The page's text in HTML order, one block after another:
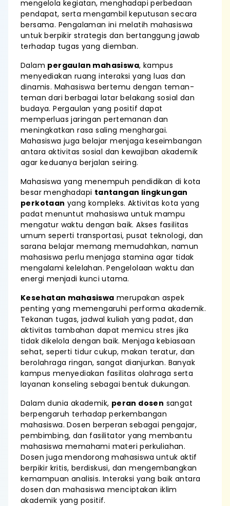
mengelola kegiatan, menghadapi perbedaan
pendapat, serta mengambil keputusan secara
bersama. Pengalaman ini melatih mahasiswa
untuk berpikir strategis dan bertanggung jawab
terhadap tugas yang diemban.
Dalam pergaulan mahasiswa, kampus
menyediakan ruang interaksi yang luas dan
dinamis. Mahasiswa bertemu dengan teman-
teman dari berbagai latar belakang sosial dan
budaya. Pergaulan yang positif dapat
memperluas jaringan pertemanan dan
meningkatkan rasa saling menghargai.
Mahasiswa juga belajar menjaga keseimbangan
antara aktivitas sosial dan kewajiban akademik
agar keduanya berjalan seiring.
Mahasiswa yang menempuh pendidikan di kota
besar menghadapi tantangan lingkungan
perkotaan yang kompleks. Aktivitas kota yang
padat menuntut mahasiswa untuk mampu
mengatur waktu dengan baik. Akses fasilitas
umum seperti transportasi, pusat teknologi, dan
sarana belajar memang memudahkan, namun
mahasiswa perlu menjaga stamina agar tidak
mengalami kelelahan. Pengelolaan waktu dan
energi menjadi kunci utama.
Kesehatan mahasiswa merupakan aspek
penting yang memengaruhi performa akademik.
Tekanan tugas, jadwal kuliah yang padat, dan
aktivitas tambahan dapat memicu stres jika
tidak dikelola dengan baik. Menjaga kebiasaan
sehat, seperti tidur cukup, makan teratur, dan
berolahraga ringan, sangat dianjurkan. Banyak
kampus menyediakan fasilitas olahraga serta
layanan konseling sebagai bentuk dukungan.
Dalam dunia akademik, peran dosen sangat
berpengaruh terhadap perkembangan
mahasiswa. Dosen berperan sebagai pengajar,
pembimbing, dan fasilitator yang membantu
mahasiswa memahami materi perkuliahan.
Dosen juga mendorong mahasiswa untuk aktif
berpikir kritis, berdiskusi, dan mengembangkan
kemampuan analisis. Interaksi yang baik antara
dosen dan mahasiswa menciptakan iklim
akademik yang positif.